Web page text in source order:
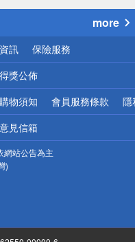
more
訊 保險服務
得獎公佈
購物須知 會員服務條款 隱
意見信箱
網站公告為主
)